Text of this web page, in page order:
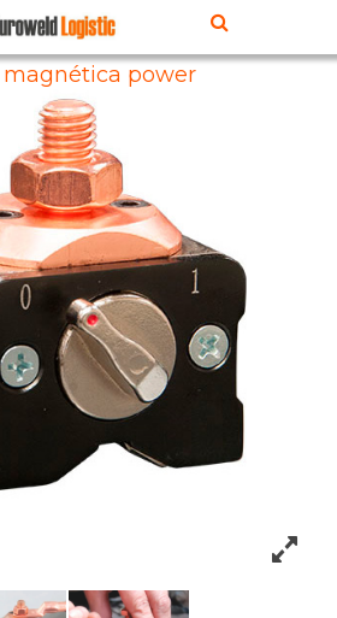
magnética power